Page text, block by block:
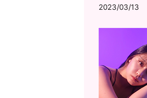
2023/03/13